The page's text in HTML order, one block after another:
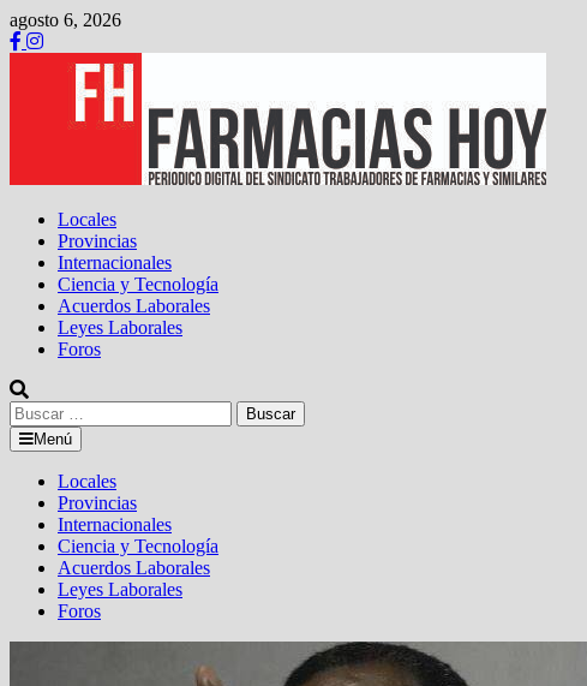
Saltar
al
contenido
agosto 6, 2026
Locales
Provincias
Internacionales
Ciencia y Tecnología
Acuerdos Laborales
Leyes Laborales
Foros
Buscar:
Menú
Locales
Provincias
Internacionales
Ciencia y Tecnología
Acuerdos Laborales
Leyes Laborales
Foros